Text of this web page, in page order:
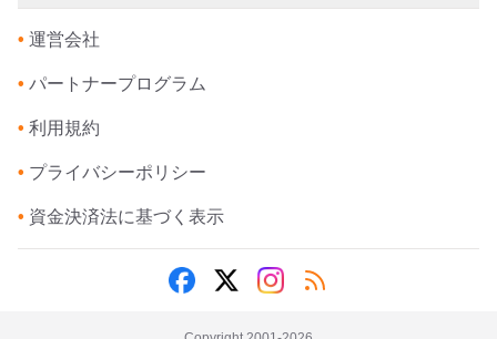
• 運営会社
• パートナープログラム
• 利用規約
• プライバシーポリシー
• 資金決済法に基づく表示